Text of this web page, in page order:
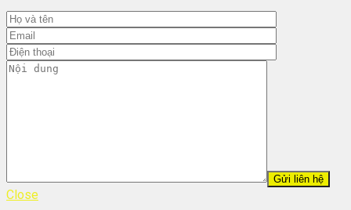
Close